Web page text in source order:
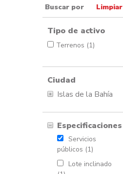
Buscar por Limpiar
Tipo de activo
Terrenos (1)
Ciudad
Islas de la Bahía
Especificaciones
Servicios
públicos (1)
Lote inclinado